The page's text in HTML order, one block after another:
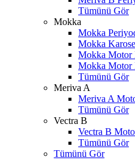
Tümünü Gör
Mokka
Mokka
Mokka
Mokka Motor
Mokka Motor
Tümünü Gör
Meriva A
Meriva A
Tümünü Gör
Vectra B
Vectra B
Tümünü Gör
Tümünü Gör